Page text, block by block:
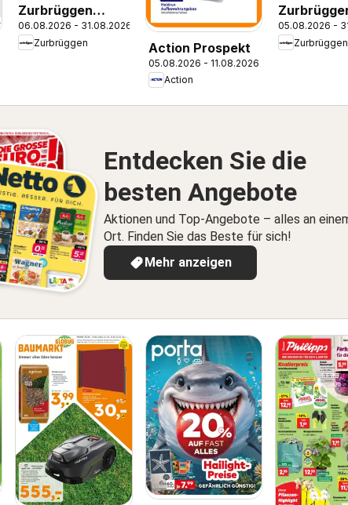
Zurbrüggen
Küchentausch-
Aktion
06.08.2026 - 31.08.2026
Zurbrüggen
Action Prospekt
05.08.2026 - 11.08.2026
Action
Zwilling
Spezial
05.08.2026 -
Zurbrüggen
Entdecken Sie die
besten Angebote
Aktionen und Top-Angebote – alles an
Ort. Finden Sie das Beste für sich!
Mehr anzeigen